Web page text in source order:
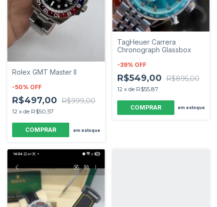
Rolex GMT Master II
-50% OFF
R$497,00 R$999,00
12 x de R$50,57
em estoque
TagHeuer Carrera
Chronograph Glassbox
-39% OFF
R$549,00 R$895,00
12 x de R$55,87
em estoque